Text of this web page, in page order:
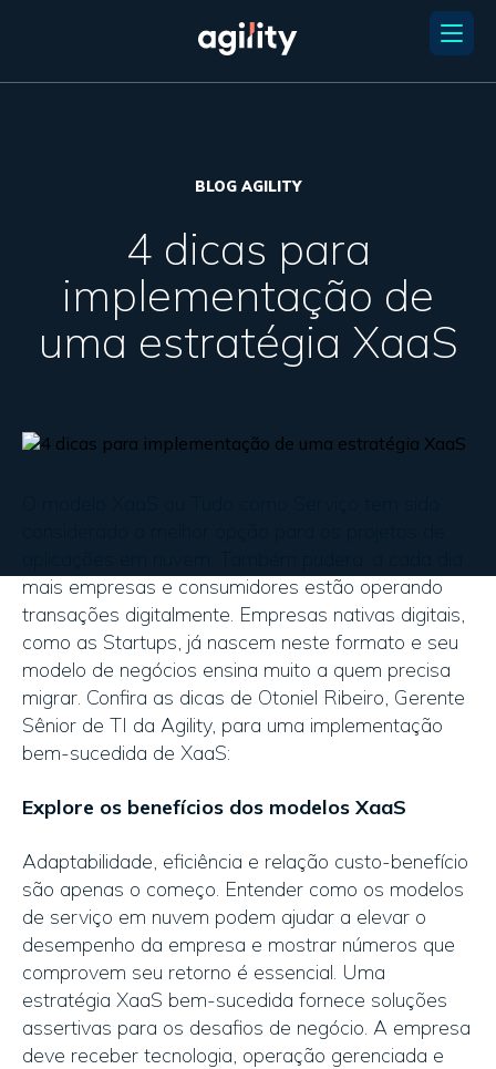
BLOG AGILITY
4 dicas para
implementação de
uma estratégia XaaS
mais empresas e consumidores estão operando
transações digitalmente. Empresas nativas digitais,
como as Startups, já nascem neste formato e seu
modelo de negócios ensina muito a quem precisa
migrar. Confira as dicas de Otoniel Ribeiro, Gerente
Sênior de TI da Agility, para uma implementação
bem-sucedida de XaaS:
Explore os benefícios dos modelos XaaS
Adaptabilidade, eficiência e relação custo-benefício
são apenas o começo. Entender como os modelos
de serviço em nuvem podem ajudar a elevar o
desempenho da empresa e mostrar números que
comprovem seu retorno é essencial. Uma
estratégia XaaS bem-sucedida fornece soluções
assertivas para os desafios de negócio. A empresa
deve receber tecnologia, operação gerenciada e